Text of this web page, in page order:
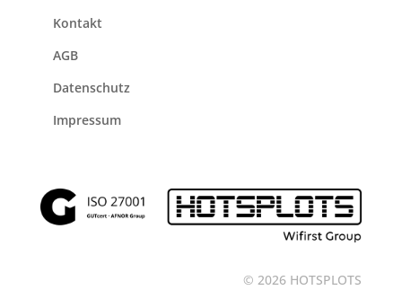
Kontakt
AGB
Datenschutz
Impressum
© 2026 HOTSPLOTS